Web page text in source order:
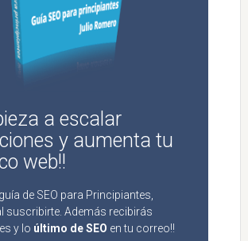
a escalar
y aumenta tu
web!!
de SEO para Principiantes,
suscribirte. Además recibirás
y lo último de SEO en tu correo!!